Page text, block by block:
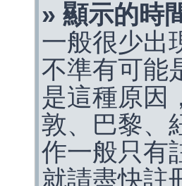
» 顯示的時
一般很少出
不準有可能
是這種原因
敦、巴黎、
作一般只有
就請盡快註